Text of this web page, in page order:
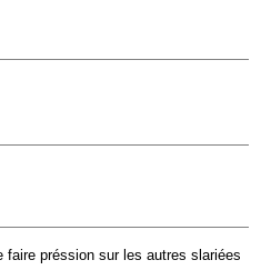
faire préssion sur les autres slariées